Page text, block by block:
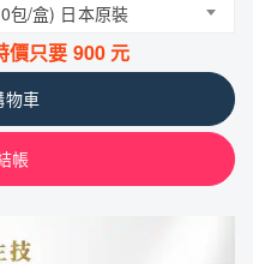
包/盒) 日本原裝
價只要 900 元
物車
帳